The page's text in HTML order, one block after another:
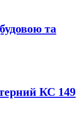
та
КС 149